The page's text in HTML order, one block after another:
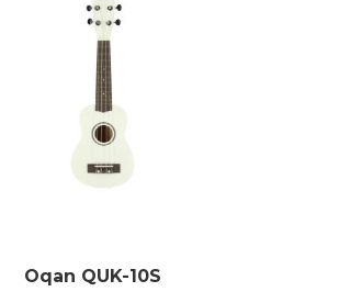
Oqan QUK-10S